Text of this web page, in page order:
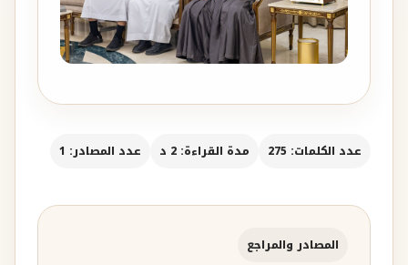
عدد الكلمات: 275 مدة القراءة: 2 د عدد المصادر: 1
المصادر والمراجع